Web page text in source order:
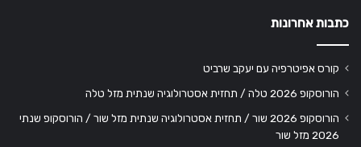
כתבות אחרונות
קורס אפיטרפיה עם יעקב שרביט
הורוסקופ 2026 טלה / תחזית אסטרולוגיה שנתית מזל טלה
הורוסקופ 2026 שור / תחזית אסטרולוגיה שנתית מזל שור / הורוסקופ שנתי
2026 מזל שור